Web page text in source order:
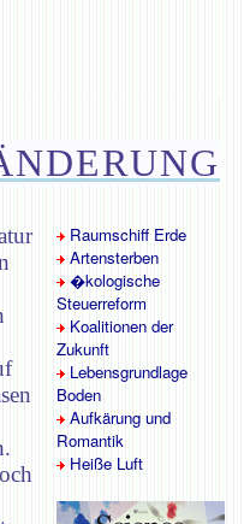
Raumschiff Erde
Artensterben
�kologische
Steuerreform
Koalitionen der
Zukunft
Lebensgrundlage
Boden
Aufkärung und
Romantik
Heiße Luft